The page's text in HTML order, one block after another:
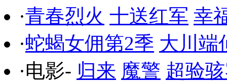
·青春烈火 十送红军 幸
·蛇蝎女佣第2季 大川端
·电影- 归来 魔警 超验